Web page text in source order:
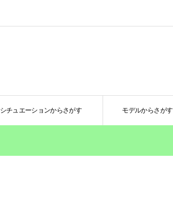
シチュエーションからさがす モデルからさがす